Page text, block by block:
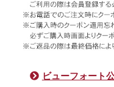
ビューフォート